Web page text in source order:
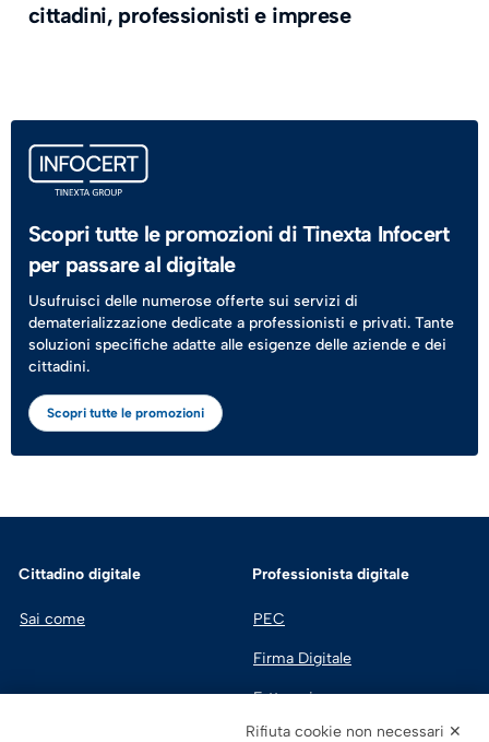
cittadini, professionisti e imprese
Scopri tutte le promozioni di Tinexta Infocert
per passare al digitale
Usufruisci delle numerose offerte sui servizi di
dematerializzazione dedicate a professionisti e privati. Tante
soluzioni specifiche adatte alle esigenze delle aziende e dei
cittadini.
Scopri tutte le promozioni
Cittadino digitale
Sai come
Professionista digitale
PEC
Firma Digitale
Fatturazione
Rifiuta cookie non necessari ✕